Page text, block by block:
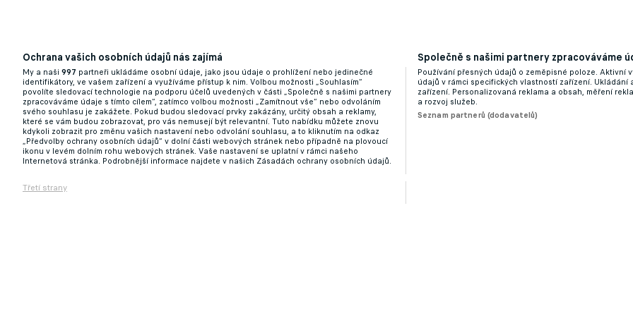
Hotovo, hvězda Baníku se stěhuje do Belgie. Udělal jsem správný krok, hlásí univerzál Kričfaluši
11.06.2026 09:00
Ochrana vašich osobních údajů nás zajímá
My a naši 997 partneři ukládáme osobní údaje, jako jsou údaje o prohlížení nebo jedinečné
identifikátory, ve vašem zařízení a využíváme přístup k nim. Volbou možnosti „Souhlasím“
povolíte sledovací technologie na podporu účelů uvedených v části „Společně s našimi partnery
zpracováváme údaje s tímto cílem“, zatímco volbou možnosti „Zamítnout vše“ nebo odvoláním
svého souhlasu je zakážete. Pokud budou sledovací prvky zakázány, určitý obsah a reklamy,
které se vám budou zobrazovat, pro vás nemusejí být relevantní. Tuto nabídku můžete znovu
kdykoli zobrazit pro změnu vašich nastavení nebo odvolání souhlasu, a to kliknutím na odkaz
„Předvolby ochrany osobních údajů“ v dolní části webových stránek nebo případně na plovoucí
ikonu v levém dolním rohu webových stránek. Vaše nastavení se uplatní v rámci našeho
Internetová stránka. Podrobnější informace najdete v našich Zásadách ochrany osobních údajů.
Třetí strany
Společně s našimi partnery zpracováváme
Používání přesných údajů o zeměpisné poloze. Aktivní
údajů v rámci specifických vlastností zařízení. Ukládání
zařízení. Personalizovaná reklama a obsah, měření
a rozvoj služeb.
Seznam partnerů (dodavatelů)